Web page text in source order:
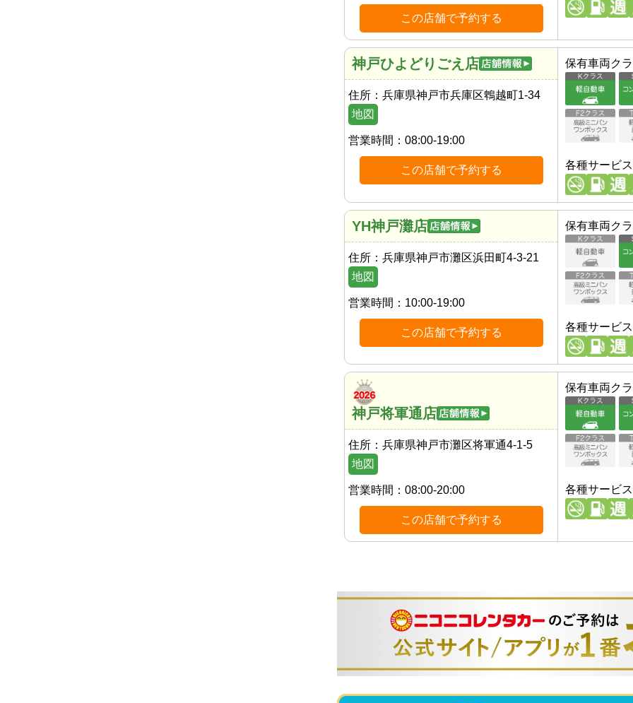
この店舗で予約する
神戸ひよどりごえ店
住所： 兵庫県神戸市兵庫区鵯越町1-34
地図
営業時間： 08:00-19:00
この店舗で予約する
保有車両ク
各種サービス
YH神戸灘店
住所： 兵庫県神戸市灘区浜田町4-3-21
地図
営業時間： 10:00-19:00
この店舗で予約する
保有車両ク
各種サービス
神戸将軍通店
住所： 兵庫県神戸市灘区将軍通4-1-5
地図
営業時間： 08:00-20:00
この店舗で予約する
保有車両ク
各種サービス